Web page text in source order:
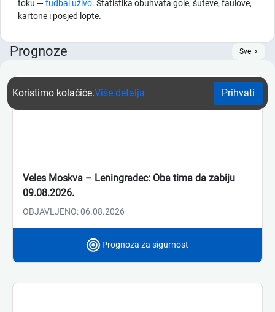
toku —fudbal uživo. Statistika obuhvata gole, šuteve, faulove,
kartone i posjed lopte.
Prognoze Sve
Veles Moskva – Leningradec: Oba tima da zabiju
09.08.2026.
OBJAVLJENO: 06.08.2026
Prognoza za sigurnost
Koristimo kolačiće.Više detalja Prihvati